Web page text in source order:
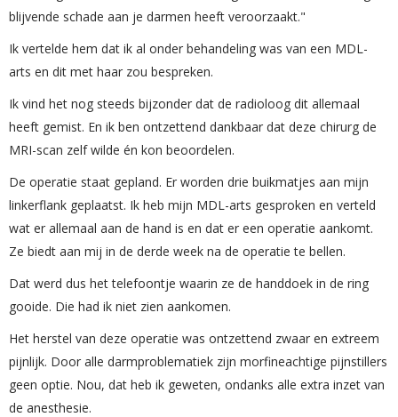
blijvende schade aan je darmen heeft veroorzaakt."
Ik vertelde hem dat ik al onder behandeling was van een MDL-
arts en dit met haar zou bespreken.
Ik vind het nog steeds bijzonder dat de radioloog dit allemaal
heeft gemist. En ik ben ontzettend dankbaar dat deze chirurg de
MRI-scan zelf wilde én kon beoordelen.
De operatie staat gepland. Er worden drie buikmatjes aan mijn
linkerflank geplaatst. Ik heb mijn MDL-arts gesproken en verteld
wat er allemaal aan de hand is en dat er een operatie aankomt.
Ze biedt aan mij in de derde week na de operatie te bellen.
Dat werd dus het telefoontje waarin ze de handdoek in de ring
gooide. Die had ik niet zien aankomen.
Het herstel van deze operatie was ontzettend zwaar en extreem
pijnlijk. Door alle darmproblematiek zijn morfineachtige pijnstillers
geen optie. Nou, dat heb ik geweten, ondanks alle extra inzet van
de anesthesie.